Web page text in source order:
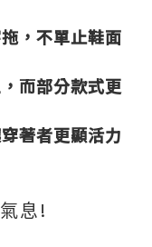
，不單止鞋面
而部分款式更
著者更顯活力
息!